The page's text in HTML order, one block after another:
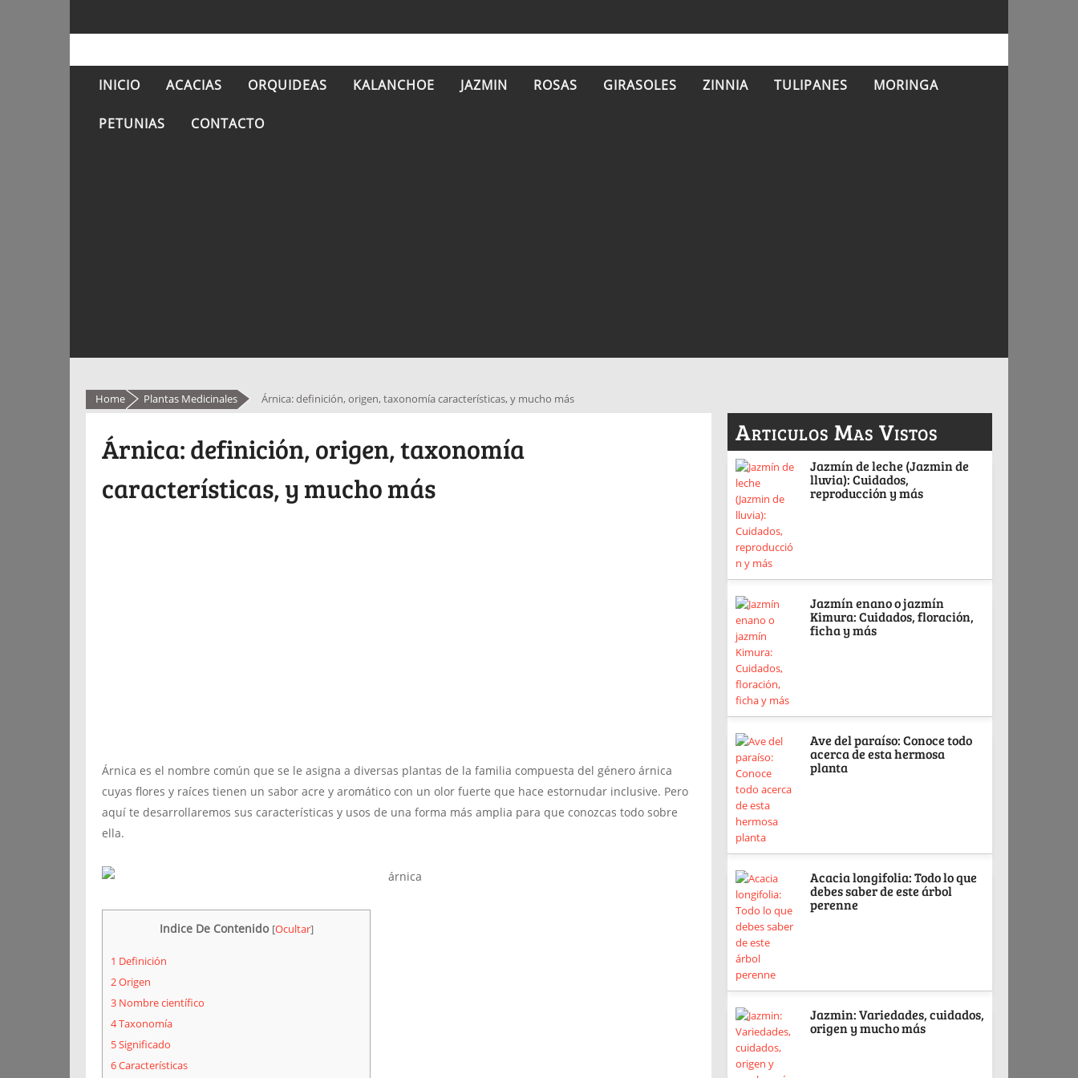
INICIO ACACIAS ORQUIDEAS KALANCHOE JAZMIN ROSAS GIRASOLES ZINNIA TULIPANES MORINGA
PETUNIAS CONTACTO
Home Plantas Medicinales Árnica: definición, origen, taxonomía características, y mucho más
Árnica: definición, origen, taxonomía
características, y mucho más
Árnica es el nombre común que se le asigna a diversas plantas de la familia compuesta del género árnica
cuyas flores y raíces tienen un sabor acre y aromático con un olor fuerte que hace estornudar inclusive. Pero
aquí te desarrollaremos sus características y usos de una forma más amplia para que conozcas todo sobre
ella.
Indice De Contenido [Ocultar]
1 Definición
2Origen
3 Nombre científico
4Taxonomía
5Significado
6Características
Articulos Mas Vistos
Jazmín de leche (Jazmin de
lluvia): Cuidados,
reproducción y más
Jazmín enano o jazmín
Kimura: Cuidados, floración,
ficha y más
Ave del paraíso: Conoce todo
acerca de esta hermosa
planta
Acacia longifolia: Todo lo que
debes saber de este árbol
perenne
Jazmin: Variedades, cuidados,
origen y mucho más